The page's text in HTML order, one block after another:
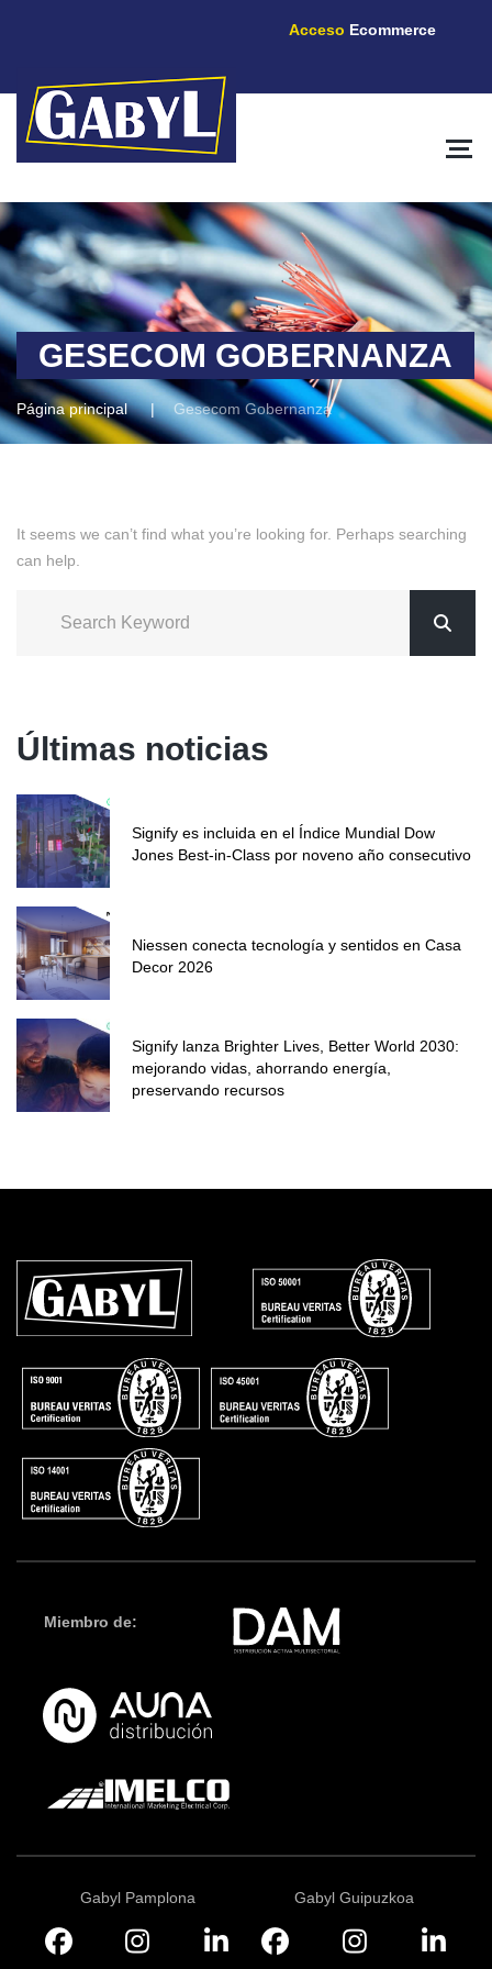
GESECOM GOBERNANZA
Página principal Gesecom Gobernanza
It seems we can’t find what you’re looking for. Perhaps searching
can help.
Últimas noticias
Signify es incluida en el Índice Mundial Dow
Jones Best-in-Class por noveno año consecutivo
Niessen conecta tecnología y sentidos en Casa
Decor 2026
Signify lanza Brighter Lives, Better World 2030:
mejorando vidas, ahorrando energía,
preservando recursos
Miembro de:
Gabyl Pamplona Gabyl Guipuzkoa
Acceso Ecommerce